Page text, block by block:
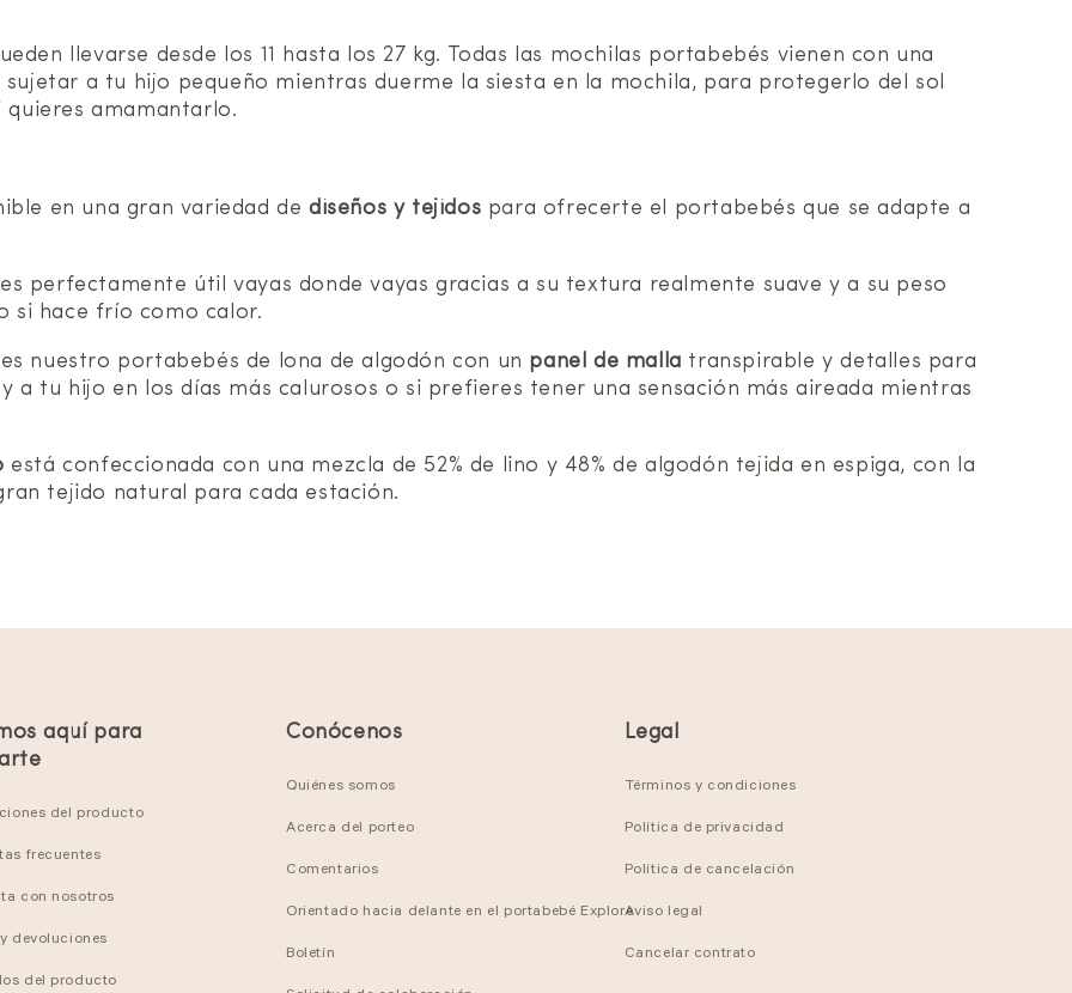
llevarse desde los 11 hasta los 27 kg. Todas las mochilas portabebés vienen con una
a tu hijo pequeño mientras duerme la siesta en la mochila, para protegerlo del sol
amamantarlo.
en una gran variedad de diseños y tejidos para ofrecerte el portabebés que se adapte a
perfectamente útil vayas donde vayas gracias a su textura realmente suave y a su peso
si hace frío como calor.
nuestro portabebés de lona de algodón con un panel de malla transpirable y detalles para
a tu hijo en los días más calurosos o si prefieres tener una sensación más aireada mientras
está confeccionada con una mezcla de 52% de lino y 48% de algodón tejida en espiga, con la
tejido natural para cada estación.
aquí para
del producto
frecuentes
con nosotros
devoluciones
del producto
Conócenos
Quiénes somos
Acerca del porteo
Comentarios
Orientado hacia delante en el portabebé Explore
Boletín
Legal
Términos y condiciones
Política de privacidad
Política de cancelación
Aviso legal
Cancelar contrato